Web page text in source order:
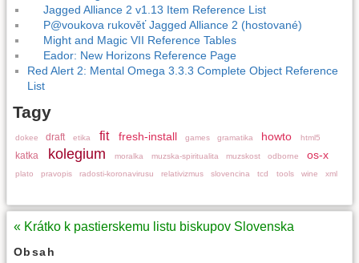
Jagged Alliance 2 v1.13 Item Reference List
P@voukova rukověť Jagged Alliance 2 (hostované)
Might and Magic VII Reference Tables
Eador: New Horizons Reference Page
Red Alert 2: Mental Omega 3.3.3 Complete Object Reference
List
Tagy
dokee draft etika fit fresh-install games gramatika howto html5
katka kolegium moralka muzska-spiritualita muzskost odborne os-x
plato pravopis radosti-koronavirusu relativizmus slovencina tcd tools wine xml
« Krátko k pastierskemu listu biskupov Slovenska
Obsah